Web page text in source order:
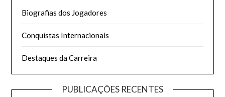
Biografias dos Jogadores
Conquistas Internacionais
Destaques da Carreira
PUBLICAÇÕES RECENTES